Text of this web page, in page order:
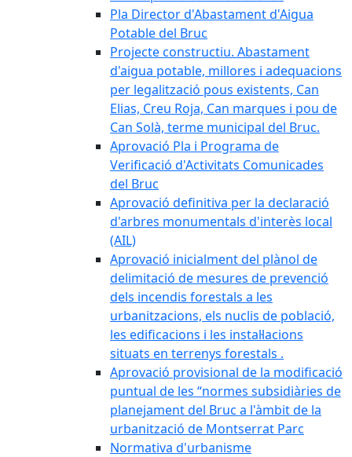
Pla Director d'Abastament d'Aigua
Potable del Bruc
Projecte constructiu. Abastament
d'aigua potable, millores i adequacions
per legalització pous existents, Can
Elias, Creu Roja, Can marques i pou de
Can Solà, terme municipal del Bruc.
Aprovació Pla i Programa de
Verificació d'Activitats Comunicades
del Bruc
Aprovació definitiva per la declaració
d'arbres monumentals d'interès local
(AIL)
Aprovació inicialment del plànol de
delimitació de mesures de prevenció
dels incendis forestals a les
urbanitzacions, els nuclis de població,
les edificacions i les instal·lacions
situats en terrenys forestals .
Aprovació provisional de la modificació
puntual de les “normes subsidiàries de
planejament del Bruc a l'àmbit de la
urbanització de Montserrat Parc
Normativa d'urbanisme